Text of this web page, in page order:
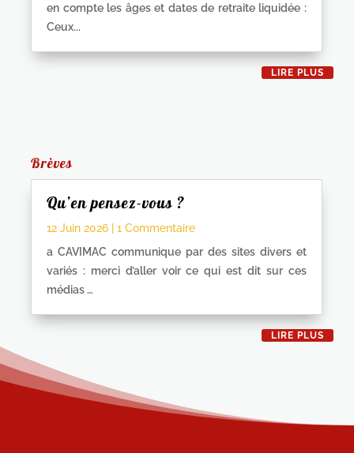
en compte les âges et dates de retraite liquidée :
Ceux...
LIRE PLUS
Brèves
Qu’en pensez-vous ?
12 Juin 2026| 1 Commentaire
a CAVIMAC communique par des sites divers et
variés : merci d’aller voir ce qui est dit sur ces
médias …
LIRE PLUS